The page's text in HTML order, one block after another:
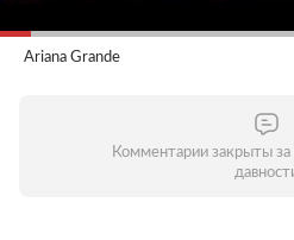
Ariana Grande
Комментарии закрыты за